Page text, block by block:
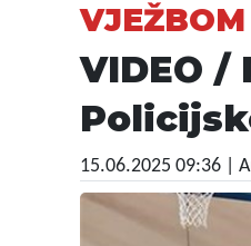
VIDEO
15.06.2025 09:36 |